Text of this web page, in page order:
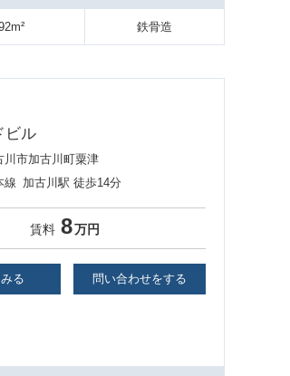
鉄骨造
ビル
川市加古川町粟津
線
加古川駅 徒歩14分
賃料 8万円
る 問い合わせをする